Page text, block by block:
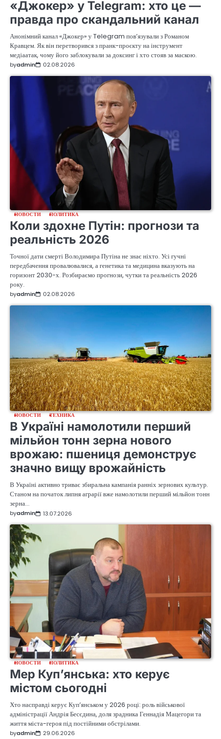
«Джокер» у Telegram: хто це —
правда про скандальний канал
Анонімний канал «Джокер» у Telegram пов’язували з Романом
Кравцем. Як він перетворився з пранк-проєкту на інструмент
медіаатак, чому його заблокували за доксинг і хто стояв за маскою.
byadmin 02.08.2026
НОВОСТИ ПОЛИТИКА
Коли здохне Путін: прогнози та
реальність 2026
Точної дати смерті Володимира Путіна не знає ніхто. Усі гучні
передбачення провалювалися, а генетика та медицина вказують на
горизонт 2030-х. Розбираємо прогнози, чутки та реальність 2026
року.
byadmin 02.08.2026
НОВОСТИ ТЕХНИКА
В Україні намолотили перший
мільйон тонн зерна нового
врожаю: пшениця демонструє
значно вищу врожайність
В Україні активно триває збиральна кампанія ранніх зернових культур.
Станом на початок липня аграрії вже намолотили перший мільйон тонн
зерна…
byadmin 13.07.2026
НОВОСТИ ПОЛИТИКА
Мер Куп’янська: хто керує
містом сьогодні
Хто насправді керує Куп’янськом у 2026 році: роль військової
адміністрації Андрія Бесєдина, доля зрадника Геннадія Мацегори та
життя міста-героя під постійними обстрілами.
byadmin 29.06.2026